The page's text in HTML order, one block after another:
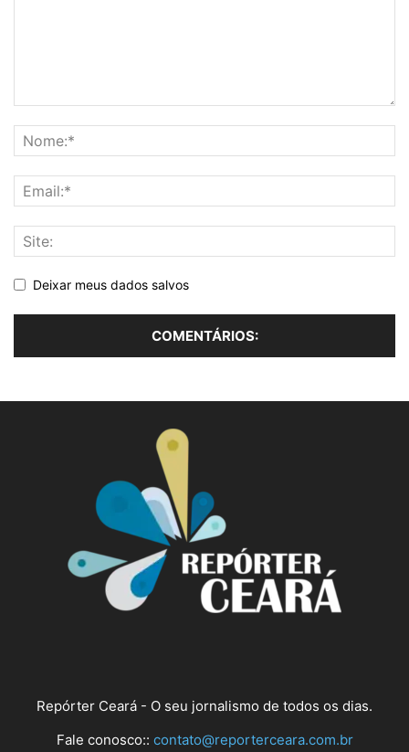
Deixar meus dados salvos
Repórter Ceará - O seu jornalismo de todos os dias.
Fale conosco:: contato@reporterceara.com.br